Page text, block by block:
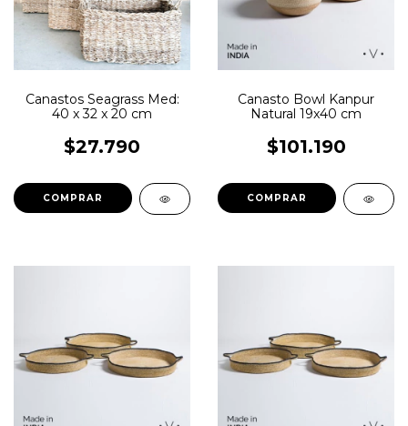
Canastos Seagrass Med:
40 x 32 x 20 cm
$27.790
Canasto Bowl Kanpur
Natural 19x40 cm
$101.190